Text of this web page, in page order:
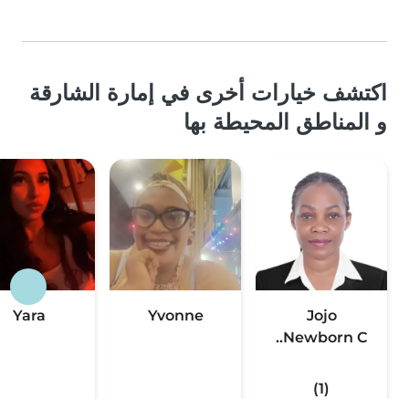
اكتشف خيارات أخرى في إمارة الشارقة
و المناطق المحيطة بها
Jojo
Newborn C..
(1)
Yvonne
Yara